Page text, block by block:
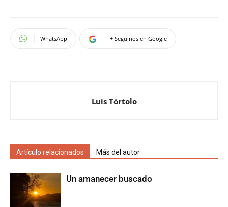
WhatsApp + Seguinos en Google
Luis Tórtolo
Artículo relacionados Más del autor
Un amanecer buscado